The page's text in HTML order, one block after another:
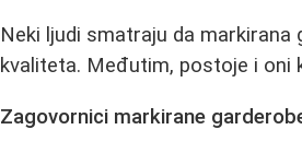
Neki ljudi smatraju da
kvaliteta. Međutim, postoje i oni
Zagovornici markirane